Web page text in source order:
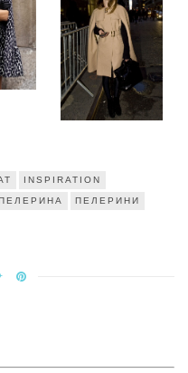
INSPIRATION
ПЕЛЕРИНИ